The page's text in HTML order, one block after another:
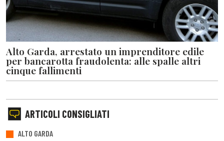
Alto Garda, arrestato un imprenditore edile
per bancarotta fraudolenta: alle spalle altri
cinque fallimenti
ARTICOLI CONSIGLIATI
ALTO GARDA